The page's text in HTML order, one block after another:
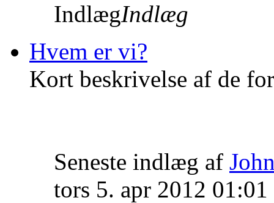
IndlægIndlæg
Hvem er vi?
Kort beskrivelse af de
Seneste indlæg af
tors 5. apr 2012 01:01